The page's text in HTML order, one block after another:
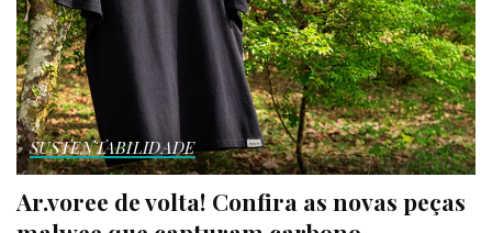
SUSTENTABILIDADE
Ar.voree de volta! Confira as novas peças